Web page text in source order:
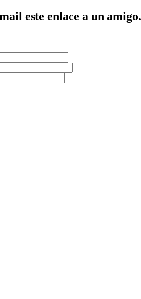
este enlace a un amigo.